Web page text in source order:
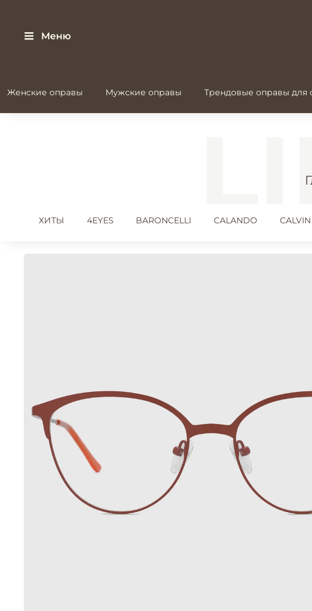
Меню
Женские оправы Мужские оправы Трендовые оправы для
ХИТЫ 4EYES BARONCELLI CALANDO